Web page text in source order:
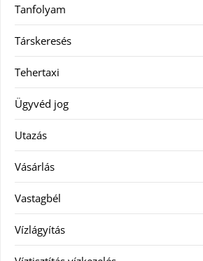
Tanfolyam
Társkeresés
Tehertaxi
Ügyvéd jog
Utazás
Vásárlás
Vastagbél
Vízlágyítás